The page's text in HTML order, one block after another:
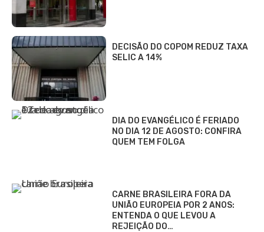
DECISÃO DO COPOM REDUZ TAXA
SELIC A 14%
DIA DO EVANGÉLICO É FERIADO
NO DIA 12 DE AGOSTO: CONFIRA
QUEM TEM FOLGA
CARNE BRASILEIRA FORA DA
UNIÃO EUROPEIA POR 2 ANOS:
ENTENDA O QUE LEVOU A
REJEIÇÃO DO…